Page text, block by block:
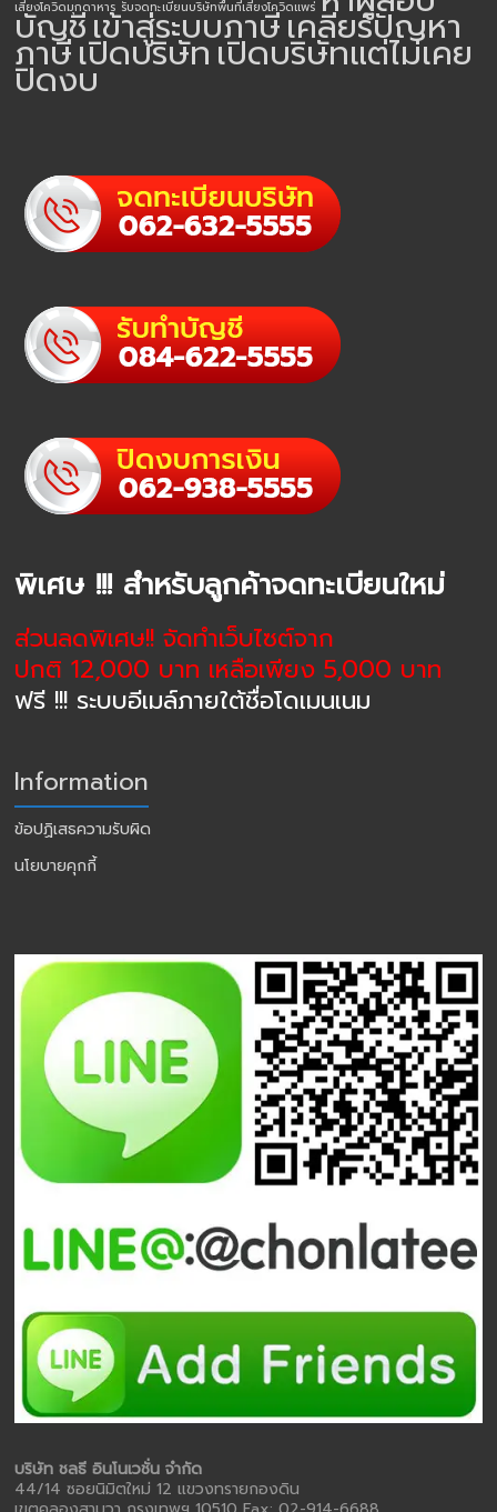
เสี่ยงโควิดมุกดาหาร รับจดทะเบียนบริษัทพื้นที่เสี่ยงโควิดแพร่
บัญชีเข้าสู่ระบบภาษีเคลียร์ปัญหา
ภาษีเปิดบริษัทเปิดบริษัทแต่ไม่เคย
ปิดงบ
พิเศษ !!! สำหรับลูกค้าจดทะเบียนใหม่
ส่วนลดพิเศษ!! จัดทำเว็บไซต์จาก
ปกติ 12,000 บาท เหลือเพียง 5,000 บาท
ฟรี !!! ระบบอีเมล์ภายใต้ชื่อโดเมนเนม
Information
ข้อปฏิเสธความรับผิด
นโยบายคุกกี้
บริษัท ชลธี อินโนเวชั่น จำกัด
44/14 ซอยนิมิตใหม่ 12 แขวงทรายกองดิน